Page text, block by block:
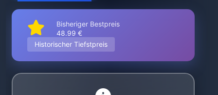
Bisheriger Bestpreis
48.99 €
Historischer Tiefstpreis